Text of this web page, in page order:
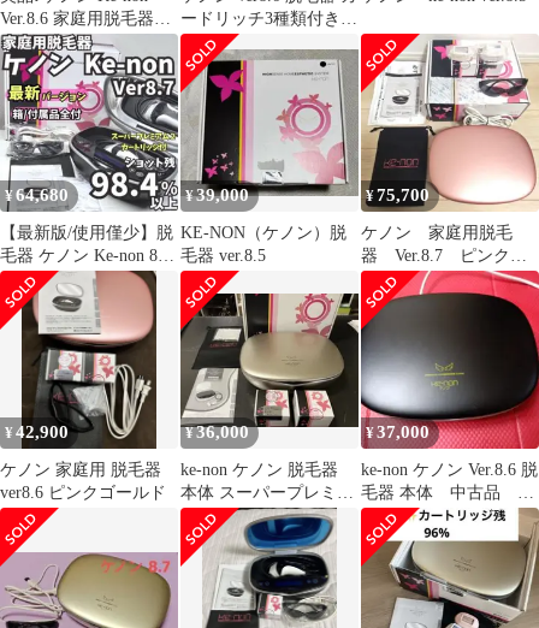
Ver.8.6 家庭用脱毛器
新品カートリッジ付き
ードリッチ3種類付き
残量多 ブラック
¥64,680
【最新版/使用僅少】脱
毛器 ケノン Ke-non 8.7
マットブラック
¥39,000
KE-NON（ケノン）脱
毛器 ver.8.5
¥75,700
ケノン 家庭用脱毛
器 Ver.8.7 ピンクゴ
ールド
¥42,900
ケノン 家庭用 脱毛器
ver8.6 ピンクゴールド
¥36,000
ke-non ケノン 脱毛器
本体 スーパープレミア
ム
¥37,000
ke-non ケノン Ver.8.6 脱
毛器 本体 中古品
2022年製